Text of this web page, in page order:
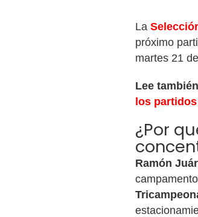
La
próximo
martes 21
Lee también
los
¿Por
Ramón